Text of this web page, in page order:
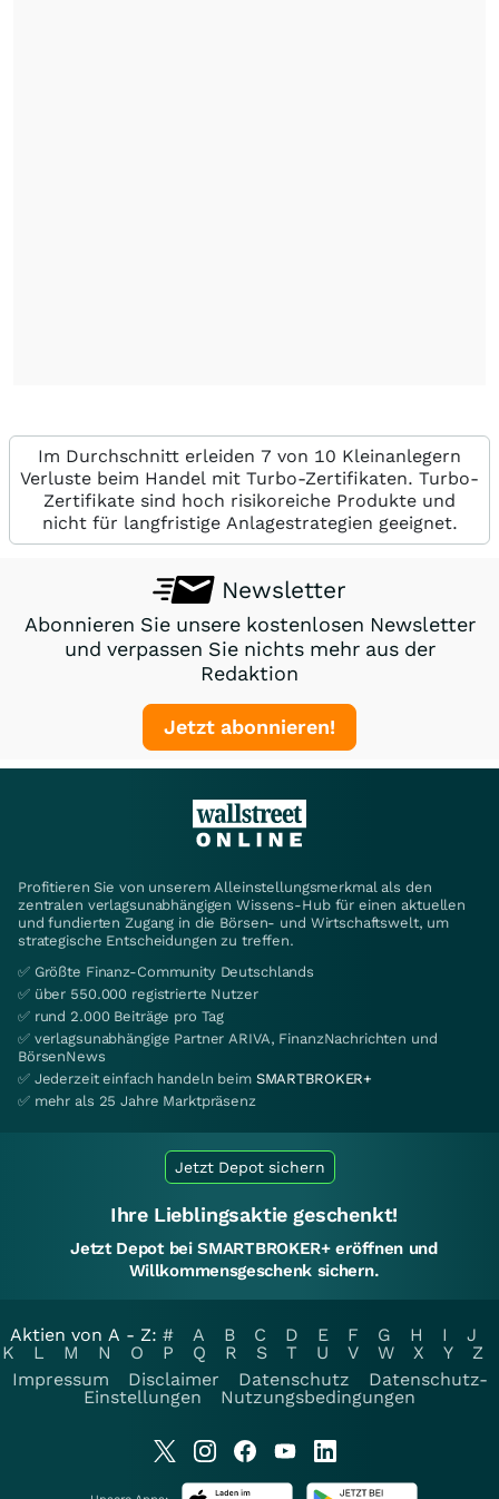
Im Durchschnitt erleiden 7 von 10 Kleinanlegern
Verluste beim Handel mit Turbo-Zertifikaten. Turbo-
Zertifikate sind hoch risikoreiche Produkte und
nicht für langfristige Anlagestrategien geeignet.
Newsletter
Abonnieren Sie unsere kostenlosen Newsletter
und verpassen Sie nichts mehr aus der
Redaktion
Jetzt abonnieren!
Profitieren Sie von unserem Alleinstellungsmerkmal als den
zentralen verlagsunabhängigen Wissens-Hub für einen aktuellen
und fundierten Zugang in die Börsen- und Wirtschaftswelt, um
strategische Entscheidungen zu treffen.
✅ Größte Finanz-Community Deutschlands
✅ über 550.000 registrierte Nutzer
✅ rund 2.000 Beiträge pro Tag
✅ verlagsunabhängige Partner ARIVA, FinanzNachrichten und
BörsenNews
✅ Jederzeit einfach handeln beim SMARTBROKER+
✅ mehr als 25 Jahre Marktpräsenz
Jetzt Depot sichern
Ihre Lieblingsaktie geschenkt!
Jetzt Depot bei SMARTBROKER+ eröffnen und
Willkommensgeschenk sichern.
Aktien von A - Z: # A B C D E F G H I
J
K
L M N O P Q R S T U V W X Y
Z
Impressum
Disclaimer Datenschutz
Datenschutz-
Einstellungen
Nutzungsbedingungen